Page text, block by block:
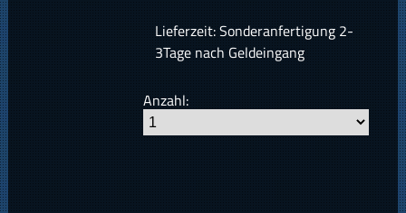
Lieferzeit: Sonderanfertigung 2-
3Tage nach Geldeingang
Anzahl: